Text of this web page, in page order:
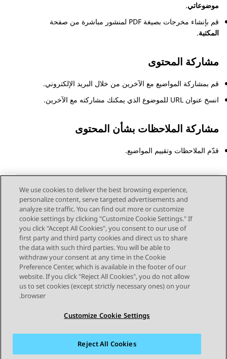
موضوعاتي.
قم بإنشاء مخرجات بصيغة PDF لمنشور مباشرة من صفحة
المكتبة.
مشاركة المحتوى
قم بمشاركة المواضيع مع الآخرين من خلال البريد الإلكتروني.
انسخ عنوان URL للموضوع الذي يمكنك مشاركته مع الآخرين.
مشاركة الملاحظات بشأن المحتوى
قدّم الملاحظات وتقييم المواضيع.
Send Feedback
Topic navigation
الموضوع السابق الموضوع التالي
STAY CONNECTED
We use cookies to deliver the best browsing experience,
personalize content, serve targeted advertisements and
analyze site traffic. You can find out more or customize
cookie settings by clicking "Customize Cookie Settings." If
you click "Accept All Cookies", you consent to our use of
first party and third party cookies and direct us to share
the data with such third parties. You will be able to
withdraw your consent at any time in the Cookie
Preference Center, which is available in the footer of our
website. If you click "Reject All Cookies", you do not allow
us to set cookies (except strictly necessary ones) on your
browser.
Customize Cookie Settings
Reject All Cookies